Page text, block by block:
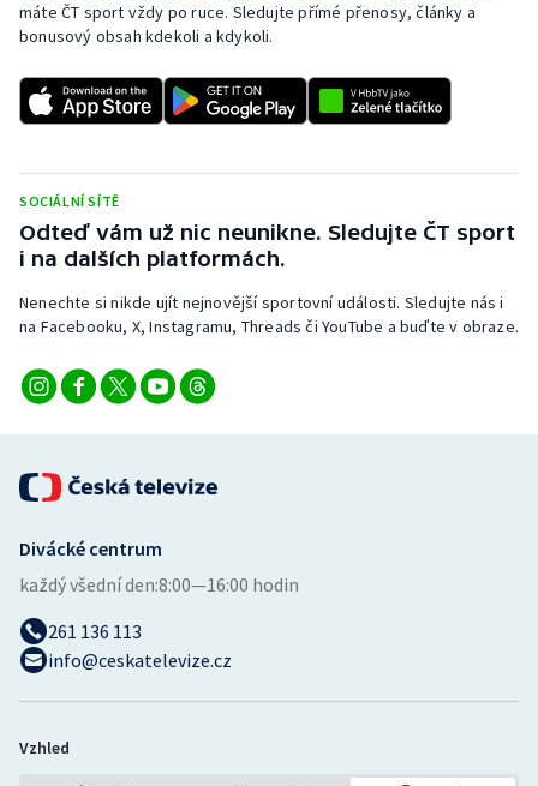
Rychlostní kanoistika
Short track
Stolní tenis
Triatlon
Veslování
Vodní slalom
Volejbal
Ostatní
máte ČT sport vždy po ruce. Sledujte přímé přenosy, články a
bonusový obsah kdekoli a kdykoli.
SOCIÁLNÍ SÍTĚ
Odteď vám už nic neunikne. Sledujte ČT sport
i na dalších platformách.
Nenechte si nikde ujít nejnovější sportovní události. Sledujte nás i
na Facebooku, X, Instagramu, Threads či YouTube a buďte v obraze.
Divácké centrum
každý všední den:8:00—16:00 hodin
261 136 113
info@ceskatelevize.cz
Vzhled